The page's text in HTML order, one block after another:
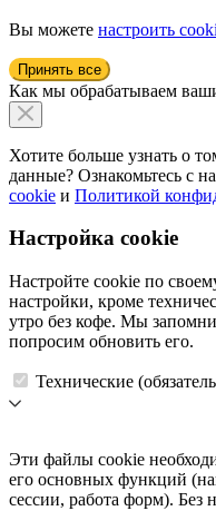
Вы можете настроить
Принять все
Как мы обрабатываем
Хотите больше узнать о
данные? Ознакомьтесь с
cookie и Политикой
Настройка cookie
Настройте cookie по
настройки, кроме
утро без кофе. Мы
попросим обновить его.
Технические
Эти файлы cookie
его основных функций
сессии, работа форм). Без